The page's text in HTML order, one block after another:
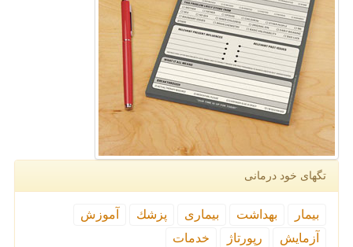
تگهای خود درمانی
بیمار بهداشت بیماری پزشك
آموزش
آزمایش
رپورتاژ خدمات